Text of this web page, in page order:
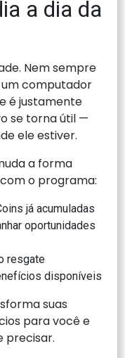
a dia da
Nem sempre
computador
é justamente
se torna útil —
ele estiver.
a forma
o programa:
já acumuladas
oportunidades
resgate
disponíveis
suas
para você e
precisar.